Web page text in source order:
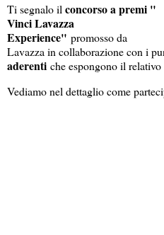
Ti segnalo ilconcorso a premi "
Vinci Lavazza
Experience" promosso da
Lavazza in collaborazione con i
aderenti che espongono il
Vediamo nel dettaglio come